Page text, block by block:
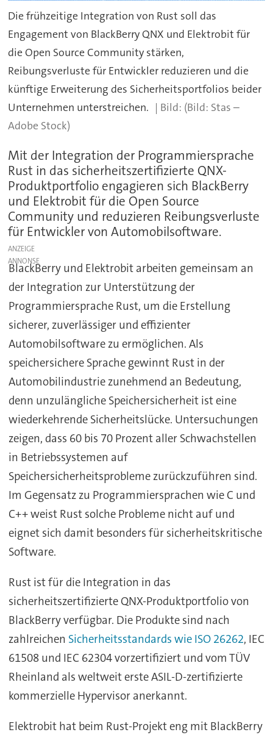
Die frühzeitige Integration von Rust soll das
Engagement von BlackBerry QNX und Elektrobit für
die Open Source Community stärken,
Reibungsverluste für Entwickler reduzieren und die
künftige Erweiterung des Sicherheitsportfolios beider
Unternehmen unterstreichen.
(Bild: Stas –
Adobe Stock)
Mit der Integration der Programmiersprache
Rust in das sicherheitszertifizierte QNX-
Produktportfolio engagieren sich BlackBerry
und Elektrobit für die Open Source
Community und reduzieren Reibungsverluste
für Entwickler von Automobilsoftware.
ANZEIGE
BlackBerry und Elektrobit arbeiten gemeinsam an
der Integration zur Unterstützung der
Programmiersprache Rust, um die Erstellung
sicherer, zuverlässiger und effizienter
Automobilsoftware zu ermöglichen. Als
speichersichere Sprache gewinnt Rust in der
Automobilindustrie zunehmend an Bedeutung,
denn unzulängliche Speichersicherheit ist eine
wiederkehrende Sicherheitslücke. Untersuchungen
zeigen, dass 60 bis 70 Prozent aller Schwachstellen
in Betriebssystemen auf
Speichersicherheitsprobleme zurückzuführen sind.
Im Gegensatz zu Programmiersprachen wie C und
C++ weist Rust solche Probleme nicht auf und
eignet sich damit besonders für sicherheitskritische
Software.
Rust ist für die Integration in das
sicherheitszertifizierte QNX-Produktportfolio von
BlackBerry verfügbar. Die Produkte sind nach
zahlreichen Sicherheitsstandards wie ISO 26262, IEC
61508 und IEC 62304 vorzertifiziert und vom TÜV
Rheinland als weltweit erste ASIL-D-zertifizierte
kommerzielle Hypervisor anerkannt.
Elektrobit hat beim Rust-Projekt eng mit BlackBerry